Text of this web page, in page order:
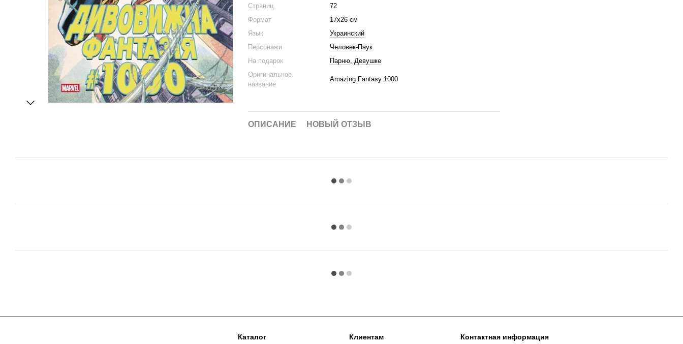
Страниц
72
Формат
17x26 см
Язык
Украинский
Персонажи
Человек-Паук
На подарок
Парню, Девушке
Оригинальное
название
Amazing Fantasy 1000
ОПИСАНИЕ НОВЫЙ ОТЗЫВ
Каталог Клиентам Контактная информация